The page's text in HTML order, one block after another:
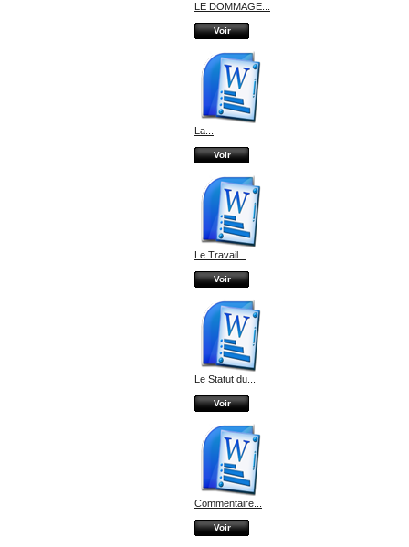
LE DOMMAGE...
Voir
La...
Voir
Le Travail...
Voir
Le Statut du...
Voir
Commentaire...
Voir